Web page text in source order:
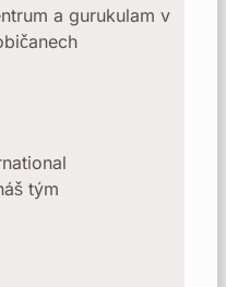
a gurukulam v
tým